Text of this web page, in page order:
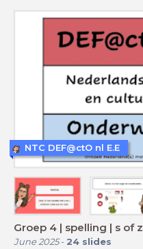
Groep 4 | spelling | s of z
June 2025- 24 slides
NTC DEF@ctO nl E.E